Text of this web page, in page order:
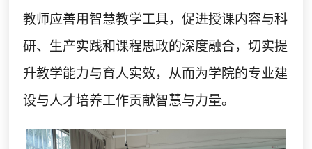
教师应善用智慧教学工具，促进授课内容与科
研、生产实践和课程思政的深度融合，切实提
升教学能力与育人实效，从而为学院的专业建
设与人才培养工作贡献智慧与力量。